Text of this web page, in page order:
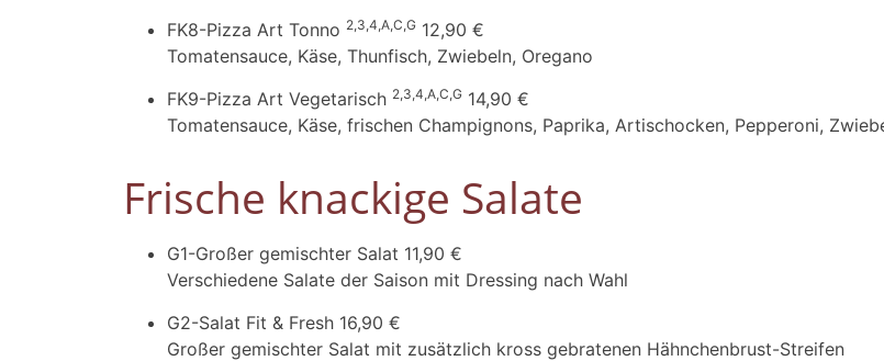
FK8-Pizza Art Tonno 2,3,4,A,C,G 12,90 €
Tomatensauce, Käse, Thunfisch, Zwiebeln, Oregano
FK9-Pizza Art Vegetarisch 2,3,4,A,C,G 14,90 €
Tomatensauce, Käse, frischen Champignons, Paprika, Artischocken, Pepperoni,
Frische knackige Salate
G1-Großer gemischter Salat 11,90 €
Verschiedene Salate der Saison mit Dressing nach Wahl
G2-Salat Fit & Fresh 16,90 €
Großer gemischter Salat mit zusätzlich kross gebratenen Hähnchenbrust-Streifen